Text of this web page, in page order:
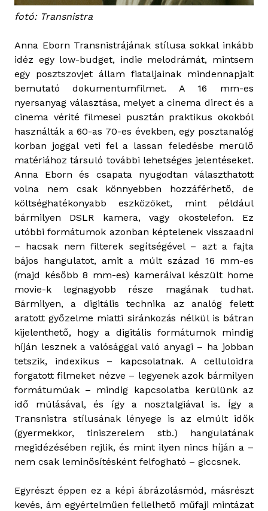
fotó: Transnistra
Anna Eborn Transnistrájának stílusa sokkal inkább
idéz egy low-budget, indie melodrámát, mintsem
egy posztszovjet állam fiataljainak mindennapjait
bemutató dokumentumfilmet. A 16 mm-es
nyersanyag választása, melyet a cinema direct és a
cinema vérité filmesei pusztán praktikus okokból
használták a 60-as 70-es években, egy posztanalóg
korban joggal veti fel a lassan feledésbe merülő
matériához társuló további lehetséges jelentéseket.
Anna Eborn és csapata nyugodtan választhatott
volna nem csak könnyebben hozzáférhető, de
költséghatékonyabb eszközöket, mint például
bármilyen DSLR kamera, vagy okostelefon. Ez
utóbbi formátumok azonban képtelenek visszaadni
– hacsak nem filterek segítségével – azt a fajta
bájos hangulatot, amit a múlt század 16 mm-es
(majd később 8 mm-es) kameráival készült home
movie-k legnagyobb része magának tudhat.
Bármilyen, a digitális technika az analóg felett
aratott győzelme miatti siránkozás nélkül is bátran
kijelenthető, hogy a digitális formátumok mindig
híján lesznek a valósággal való anyagi – ha jobban
tetszik, indexikus – kapcsolatnak. A celluloidra
forgatott filmeket nézve – legyenek azok bármilyen
formátumúak – mindig kapcsolatba kerülünk az
idő múlásával, és így a nosztalgiával is. Így a
Transnistra stílusának lényege is az elmúlt idők
(gyermekkor, tiniszerelem stb.) hangulatának
megidézésében rejlik, és mint ilyen nincs híján a –
nem csak leminősítésként felfogható – giccsnek.
Egyrészt éppen ez a képi ábrázolásmód, másrészt
kevés, ám egyértelműen fellelhető műfaji mintázat